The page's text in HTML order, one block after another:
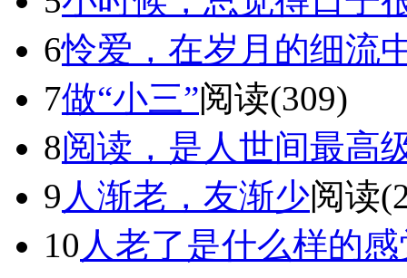
6怜爱，在岁月的细流
7做“小三”阅读(309)
8阅读，是人世间最高
9 人渐老，友渐少阅读
10 人老了是什么样的